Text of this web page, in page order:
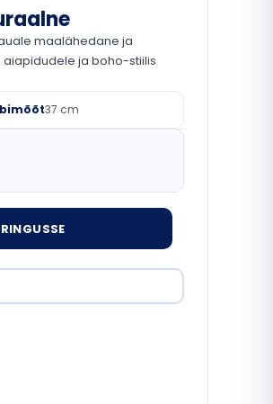
maalähedane ja
ja boho-stiilis
37 cm